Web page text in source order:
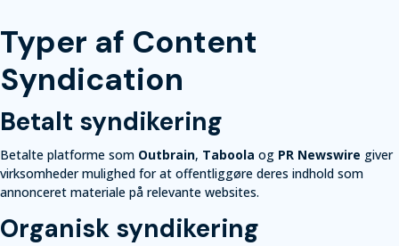
Typer af Content
Syndication
Betalt syndikering
Betalte platforme som Outbrain, Taboola og PR Newswire giver
virksomheder mulighed for at offentliggøre deres indhold som
annonceret materiale på relevante websites.
Organisk syndikering